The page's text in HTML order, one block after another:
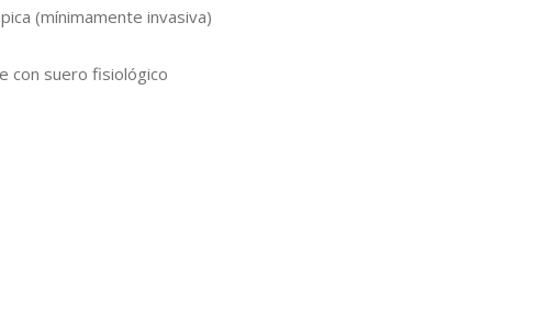
(mínimamente invasiva)
con suero fisiológico